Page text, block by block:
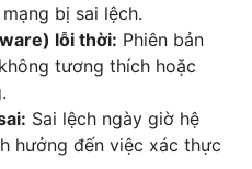
bị sai lệch.
lỗi thời: Phiên bản
tương thích hoặc
Sai lệch ngày giờ hệ
hưởng đến việc xác thực